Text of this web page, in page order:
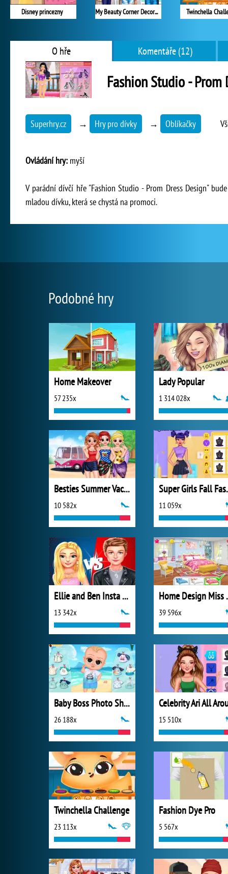
Disney princezny My Beauty Corner Decoration Twinchella
O hře Komentáře (12)
Fashion Studio - Prom
Superhry.cz → Hry pro dívky → Oblíkačky
Ovládání hry: myší
V parádní dívčí hře "Fashion Studio - Prom Dress Design"
mladou dívku, která se chystá na promoci.
Podobné hry
Home Makeover
57 235x
Lady Popular
1 314 028x
Besties Summer Vacation
10 582x
Super
11 059x
Ellie and Ben Insta Fashion
13 342x
Home
39 596x
Baby Boss Photo Shoot
26 188x 15 510x
Twinchella Challenge
23 113x
Fashion Dye Pro
5 567x